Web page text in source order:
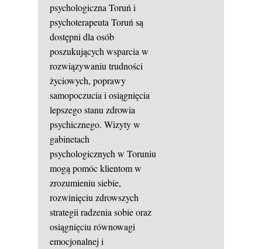
psychologiczna Toruń i
psychoterapeuta Toruń są
dostępni dla osób
poszukujących wsparcia w
rozwiązywaniu trudności
życiowych, poprawy
samopoczucia i osiągnięcia
lepszego stanu zdrowia
psychicznego. Wizyty w
gabinetach
psychologicznych w Toruniu
mogą pomóc klientom w
zrozumieniu siebie,
rozwinięciu zdrowszych
strategii radzenia sobie oraz
osiągnięciu równowagi
emocjonalnej i